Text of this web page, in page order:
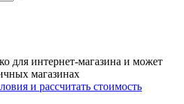
для интернет-магазина и может
магазинах
и рассчитать стоимость